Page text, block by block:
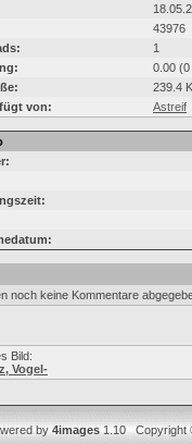
43976
1
0.00
239.4
von:
Astreif
noch keine Kommentare
Bild:
Vogel-
by4images1.10 Copyright